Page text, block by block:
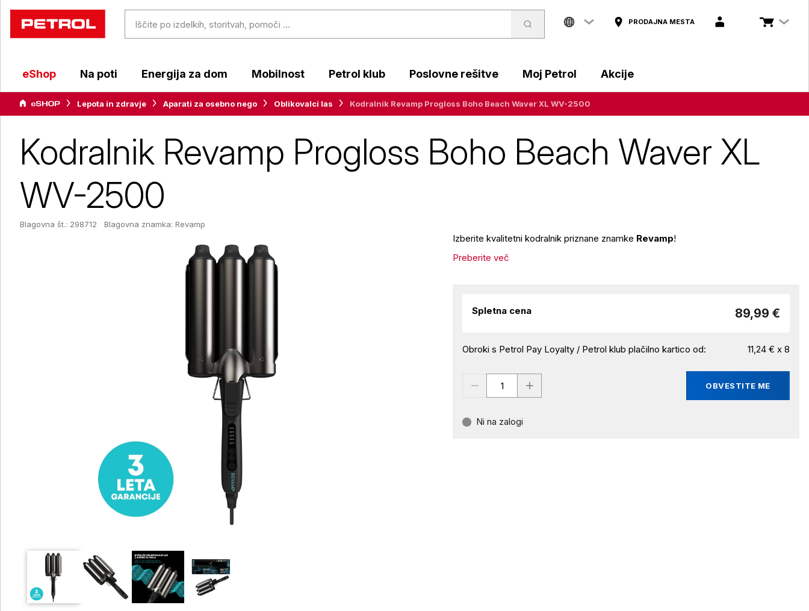
PRODAJNA MESTA
eShop Na poti Energija za dom Mobilnost Petrol klub Poslovne rešitve Moj Petrol Akcije
Lepota in zdravje Aparati za osebno nego Oblikovalci las Kodralnik Revamp Progloss Boho Beach Waver XL WV-2500
Kodralnik Revamp Progloss Boho Beach Waver XL
WV-2500
Blagovna št.: 298712 Blagovna znamka: Revamp
Izberite kvalitetni kodralnik priznane znamke Revamp!
Preberite več
Spletna cena 89,99 €
Obroki s Petrol Pay Loyalty / Petrol klub plačilno kartico od: 11,24 € x 8
OBVESTITE ME
Ni na zalogi